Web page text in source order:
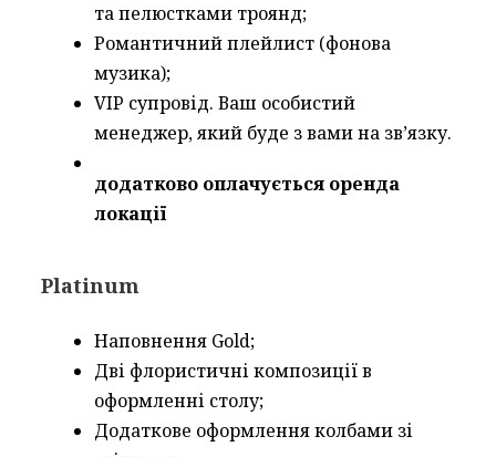
та пелюстками троянд;
Романтичний плейлист (фонова
музика);
VIP супровід. Ваш особистий
менеджер, який буде з вами на зв’язку.
додатково оплачується оренда
локації
Platinum
Наповнення Gold;
Дві флористичні композиції в
оформленні столу;
Додаткове оформлення колбами зі